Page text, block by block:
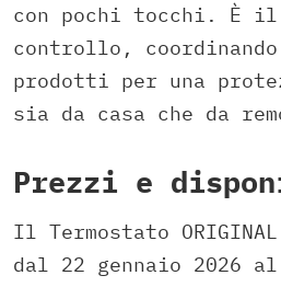
con pochi tocchi. È
controllo,
prodotti per una
sia da casa che da
Prezzi e
Il Termostato
dal 22 gennaio 2026